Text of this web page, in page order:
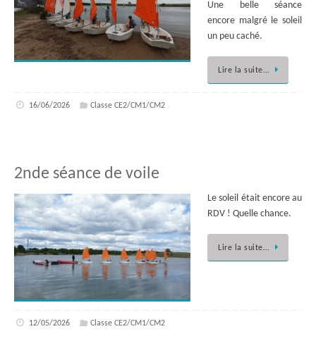
Une belle séance
encore malgré le soleil
un peu caché.
Lire la suite…
16/06/2026 Classe CE2/CM1/CM2
2nde séance de voile
Le soleil était encore au
RDV ! Quelle chance.
Lire la suite…
12/05/2026 Classe CE2/CM1/CM2